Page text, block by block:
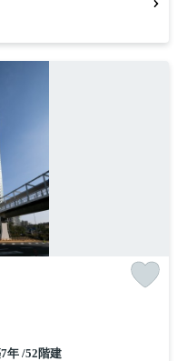
年 /52階建